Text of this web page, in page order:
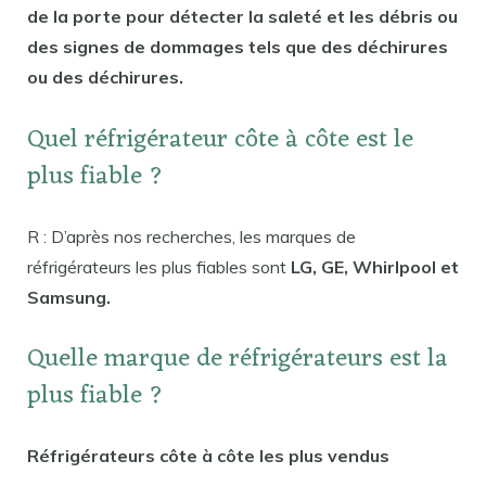
de la porte pour détecter la saleté et les débris ou
des signes de dommages tels que des déchirures
ou des déchirures.
Quel réfrigérateur côte à côte est le
plus fiable ?
R : D’après nos recherches, les marques de
réfrigérateurs les plus fiables sont LG, GE, Whirlpool et
Samsung.
Quelle marque de réfrigérateurs est la
plus fiable ?
Réfrigérateurs côte à côte les plus vendus